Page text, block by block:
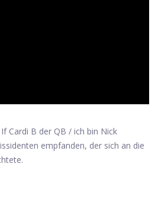
Cardi B der QB / ich bin Nick
empfanden, der sich an die